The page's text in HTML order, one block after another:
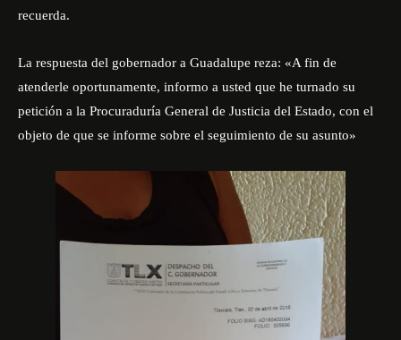
recuerda.
La respuesta del gobernador a Guadalupe reza: «A fin de
atenderle oportunamente, informo a usted que he turnado su
petición a la Procuraduría General de Justicia del Estado, con el
objeto de que se informe sobre el seguimiento de su asunto»